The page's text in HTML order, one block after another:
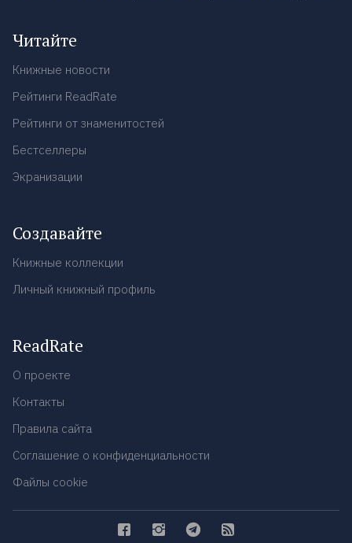
Читайте
Книжные новости
Рейтинги ReadRate
Рейтинги от знаменитостей
Бестселлеры
Экранизации
Создавайте
Книжные коллекции
Личный книжный профиль
ReadRate
О проекте
Контакты
Правила сайта
Соглашение о конфиденциальности
Файлы cookie